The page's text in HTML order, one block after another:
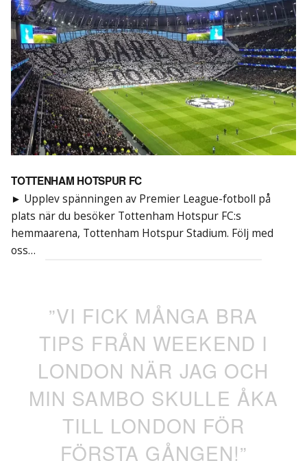
TOTTENHAM HOTSPUR FC
► Upplev spänningen av Premier League-fotboll på
plats när du besöker Tottenham Hotspur FC:s
hemmaarena, Tottenham Hotspur Stadium. Följ med
oss…
”VI FICK MÅNGA BRA
TIPS FRÅN WEEKEND I
LONDON NÄR JAG OCH
MIN SAMBO SKULLE ÅKA
TILL LONDON FÖR
FÖRSTA GÅNGEN!”